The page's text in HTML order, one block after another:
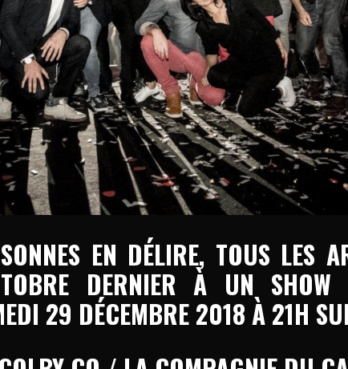
EN DÉLIRE, TOUS LES
DERNIER À UN SHOW
29 DÉCEMBRE 2018 À 21H